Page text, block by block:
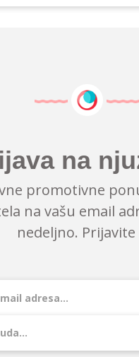
na
promotivne
na vašu email
nedeljno. Prijavite